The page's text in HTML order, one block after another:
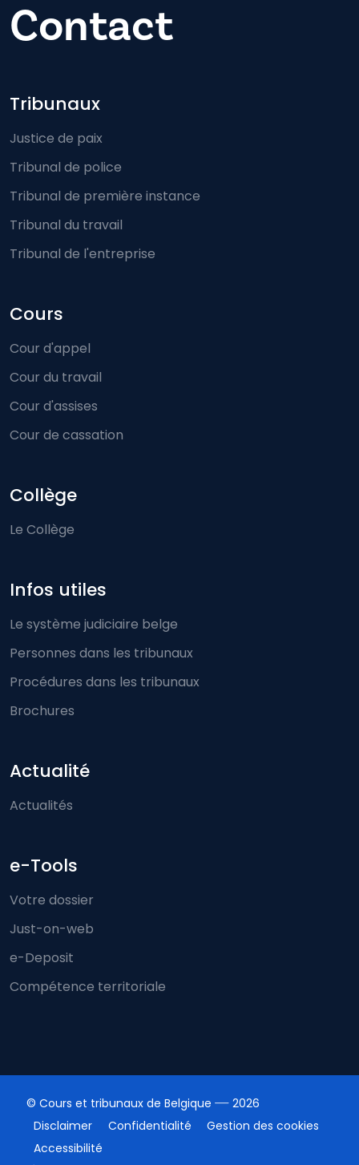
Contact
Footer-menu
Tribunaux
Justice de paix
Tribunal de police
Tribunal de première instance
Tribunal du travail
Tribunal de l'entreprise
Cours
Cour d'appel
Cour du travail
Cour d'assises
Cour de cassation
Collège
Le Collège
Infos utiles
Le système judiciaire belge
Personnes dans les tribunaux
Procédures dans les tribunaux
Brochures
Actualité
Actualités
e-Tools
Votre dossier
Just-on-web
e-Deposit
Compétence territoriale
© Cours et tribunaux de Belgique
2026
Disclaimer
Confidentialité
Gestion des cookies
Accessibilité